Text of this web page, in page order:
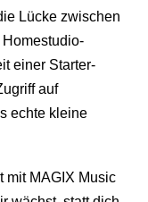
Lücke zwischen
einer Starter-
auf
echte kleine
mit MAGIX Music